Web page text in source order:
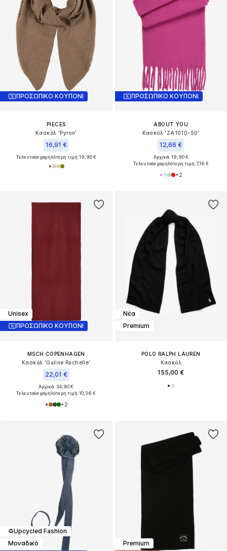
ΠΡΟΣΩΠΙΚΟ ΚΟΥΠΟΝΙ
PIECES
Κασκόλ 'Pyron'
16,91 €
Τελευταία χαμηλότερη τιμή:19,90 €
ΠΡΟΣΩΠΙΚΟ ΚΟΥΠΟΝΙ
ABOUT YOU
Κασκόλ 'ZA1010-50'
12,66 €
Αρχικά: 19,90 €
Τελευταία χαμηλότερη τιμή:7,16 €
+2
Unisex
ΠΡΟΣΩΠΙΚΟ ΚΟΥΠΟΝΙ
MSCH COPENHAGEN
Κασκόλ 'Galine Rachelle'
22,01 €
Αρχικά: 34,90 €
Τελευταία χαμηλότερη τιμή:10,36 €
+2
Νέα
Premium
POLO RALPH LAUREN
Κασκόλ
155,00 €
♻️Upcycled Fashion
Μοναδικό
Premium